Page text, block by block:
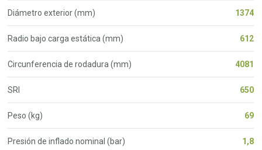
Diámetro exterior (mm) 1374
Radio bajo carga estática (mm) 612
Circunferencia de rodadura (mm) 4081
SRI 650
Peso (kg) 69
Presión de inflado nominal (bar) 1,8